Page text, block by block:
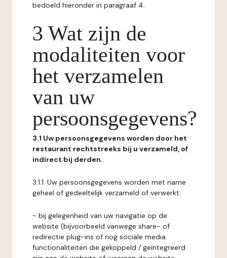
bedoeld hieronder in paragraaf 4.
3 Wat zijn de
modaliteiten voor
het verzamelen
van uw
persoonsgegevens?
3.1 Uw persoonsgegevens worden door het
restaurant rechtstreeks bij u verzameld, of
indirect bij derden.
3.1.1. Uw persoonsgegevens worden met name
geheel of gedeeltelijk verzameld of verwerkt:
- bij gelegenheid van uw navigatie op de
website (bijvoorbeeld vanwege share- of
redirectie plug-ins of nog sociale media
functionaliteiten die gekoppeld / geïntegreerd